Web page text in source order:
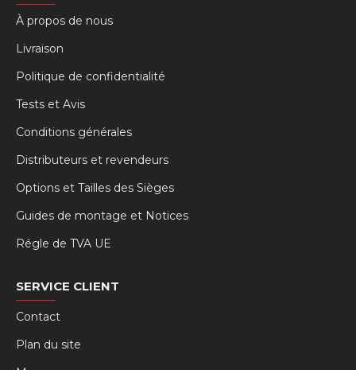
À propos de nous
Livraison
Politique de confidentialité
Tests et Avis
Conditions générales
Distributeurs et revendeurs
Options et Tailles des Sièges
Guides de montage et Notices
Régle de TVA UE
SERVICE CLIENT
Contact
Plan du site